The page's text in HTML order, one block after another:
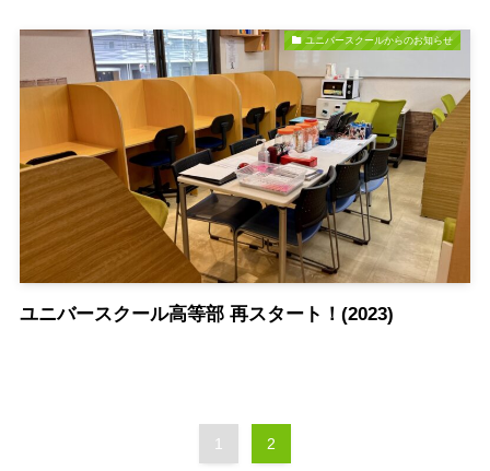
ユニバースクールからのお知らせ
ユニバースクール高等部 再スタート！(2023)
1 2